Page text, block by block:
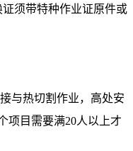
须带特种作业证原件或
与热切割作业，高处安
项目需要满20人以上才